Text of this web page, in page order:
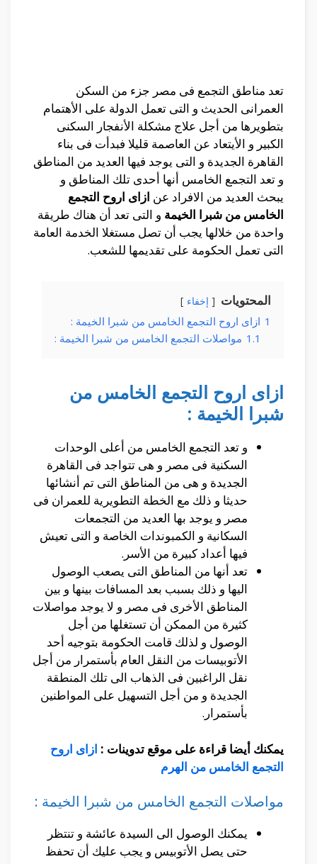
تعد مناطق التجمع فى مصر جزء من السكن
العمرانى الحديث و التى تعمل الدولة على الأهتمام
بتطويرها من أجل علاج مشكلة الأنفجار السكنى
الكبير و الأيتعاد عن العاصمة قليلا فبدأت فى بناء
القاهرة الجديدة و التى يوجد فيها العديد من المناطق
و تعد التجمع الخامس أنها أحدى تلك المناطق و
يبحث العديد من الافراد عن ازاى اروح التجمع
الخامس من شبرا الخيمة و التى تعد أن هناك طريقة
واحدة من خلالها يجب أن تصل مستغلا الخدمة العامة
التى تعمل الحكومة على تقديمها للشعب.
المحتويات إخفاء
1 ازاى اروح التجمع الخامس من شبرا الخيمة :
1.1 مواصلات التجمع الخامس من شبرا الخيمة :
ازاى اروح التجمع الخامس من
شبرا الخيمة :
و تعد التجمع الخامس من أعلى الوحدات
السكنية فى مصر و هى تتواجد فى القاهرة
الجديدة و هى من المناطق التى تم أنشائها
حديثا و ذلك مع الخطة التطويرية للعمران فى
مصر و يوجد بها العديد من التجمعات
السكانية و الكمبوندات الخاصة و التى تعيش
فيها أعداد كبيرة من الأسر.
تعد أنها من المناطق التى يصعب الوصول
اليها و ذلك بسبب بعد المسافات بينها و بين
المناطق الأخرى فى مصر و لا يوجد مواصلات
كثيرة من الممكن أن تستغلها من أجل
الوصول و لذلك قامت الحكومة بتوجيه أحد
الأتوبيسات من النقل العام بأستمرار من أجل
نقل الراغبين فى الذهاب الى تلك المنطقة
الجديدة و من أجل التسهيل على المواطنين
بأستمرار.
يمكنك أيضا قراءة على موقع تدوينات : ازاى اروح
التجمع الخامس من الهرم
مواصلات التجمع الخامس من شبرا الخيمة :
يمكنك الوصول الى السيدة عائشة و تنتظر
حتى يصل الأتوبيس و يجب عليك أن تحفظ